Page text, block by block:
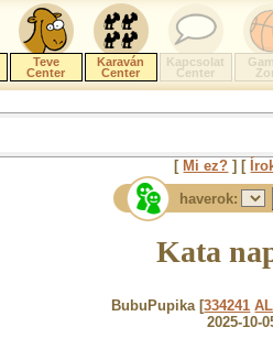
Teve
Center
Karaván
Center
Kapcsolat
Center
[ Mi ez? ] [
haverok:
Kata
BubuPupika [334241 AL
2025-10-